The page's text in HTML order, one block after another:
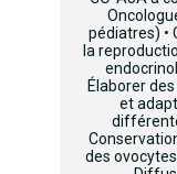
pédiatres) •
la
Élaborer
et
des